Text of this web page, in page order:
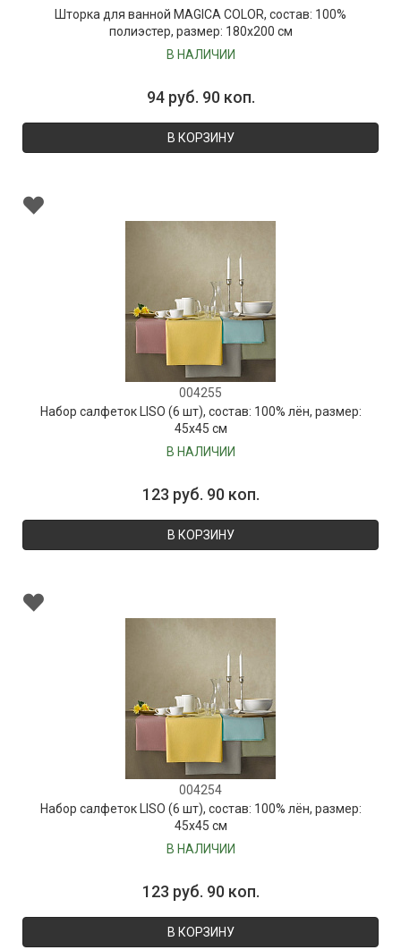
Шторка для ванной MAGICA COLOR, состав: 100%
полиэстер, размер: 180х200 см
В НАЛИЧИИ
94 руб. 90 коп.
В КОРЗИНУ
004255
Набор салфеток LISO (6 шт), состав: 100% лён, размер:
45х45 см
В НАЛИЧИИ
123 руб. 90 коп.
В КОРЗИНУ
004254
Набор салфеток LISO (6 шт), состав: 100% лён, размер:
45х45 см
В НАЛИЧИИ
123 руб. 90 коп.
В КОРЗИНУ